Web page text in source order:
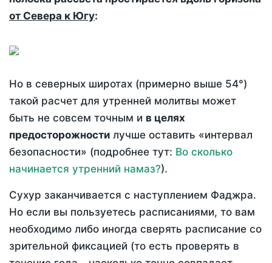
от Севера к Югу:
Но в северных широтах (примерно выше 54°)
такой расчет для утренней молитвы может
быть не совсем точным и в целях
предосторожности лучше оставить «интервал
безопасности» (подробнее тут: Во сколько
начинается утренний намаз?).
Сухур заканчивается с наступлением Фаджра.
Но если вы пользуетесь расписаниями, то вам
необходимо либо иногда сверять расписание со
зрительной фиксацией (то есть проверять в